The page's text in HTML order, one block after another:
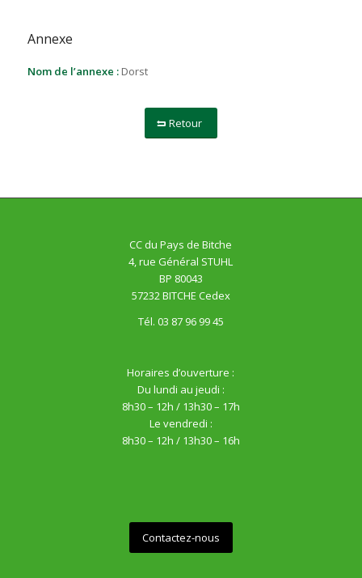
Annexe
Nom de l’annexe : Dorst
Retour
CC du Pays de Bitche
4, rue Général STUHL
BP 80043
57232 BITCHE Cedex
Tél. 03 87 96 99 45
Horaires d’ouverture :
Du lundi au jeudi :
8h30 – 12h / 13h30 – 17h
Le vendredi :
8h30 – 12h / 13h30 – 16h
Contactez-nous